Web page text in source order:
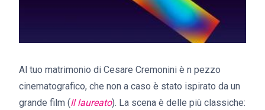
Al tuo matrimonio di Cesare Cremonini è n pezzo
cinematografico, che non a caso è stato ispirato da un
grande film (Il laureato). La scena è delle più classiche: